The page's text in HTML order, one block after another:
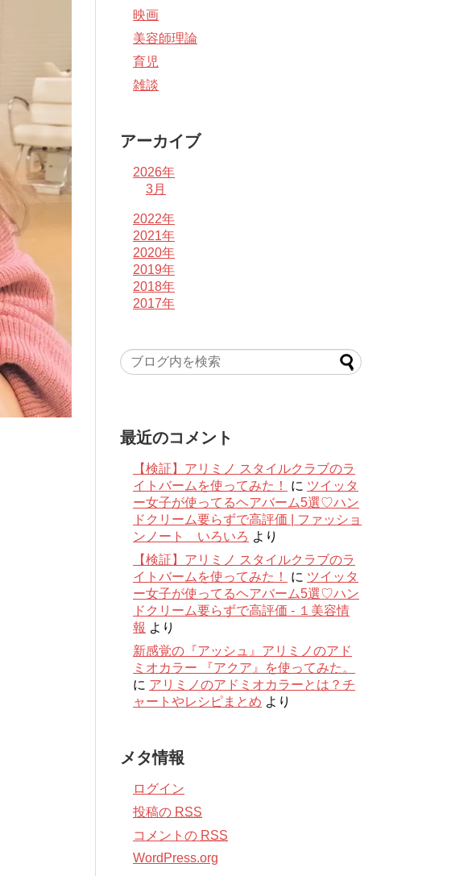
映画
美容師理論
育児
雑談
アーカイブ
2026年
3月
2022年
2021年
2020年
2019年
2018年
2017年
最近のコメント
【検証】アリミノ スタイルクラブのラ
イトバームを使ってみた！
に ツイッタ
ー女子が使ってるヘアバーム5選♡ハン
ドクリーム要らずで高評価 | ファッショ
ンノート いろいろ より
【検証】アリミノ スタイルクラブのラ
イトバームを使ってみた！
に ツイッタ
ー女子が使ってるヘアバーム5選♡ハン
ドクリーム要らずで高評価 - １美容情
報 より
新感覚の『アッシュ』アリミノのアド
ミオカラー 『アクア』を使ってみた。
に アリミノのアドミオカラーとは？チ
ャートやレシピまとめ より
メタ情報
ログイン
投稿の RSS
コメントの RSS
WordPress.org